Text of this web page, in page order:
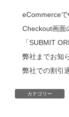
eCommerce
Checkout画面
「SUBMIT
弊社までお知
弊社での割引
カテゴリー